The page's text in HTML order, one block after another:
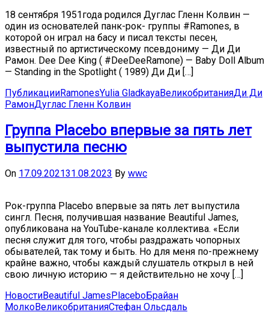
18 сентября 1951года родился Дуглас Гленн Колвин —
один из основателей панк-рок- группы #Ramones, в
которой он играл на басу и писал тексты песен,
известный по артистическому псевдониму — Ди Ди
Рамон. Dee Dee King ( #DeeDeeRamone) — Baby Doll Album
— Standing in the Spotlight ( 1989) Ди Ди […]
ПубликацииRamonesYulia GladkayaВеликобританияДи Ди
РамонДуглас Гленн Колвин
Группа Placebo впервые за пять лет
выпустила песню
On 17.09.202131.08.2023 By wwc
Рок-группа Placebo впервые за пять лет выпустила
сингл. Песня, получившая название Beautiful James,
опубликована на YouTube-канале коллектива. «Если
песня служит для того, чтобы раздражать чопорных
обывателей, так тому и быть. Но для меня по-прежнему
крайне важно, чтобы каждый слушатель открыл в ней
свою личную историю — я действительно не хочу […]
НовостиBeautiful James PlaceboБрайан
МолкоВеликобританияСтефан Ольсдаль